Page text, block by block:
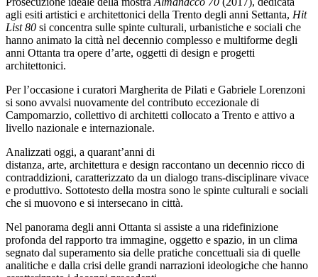
agli esiti artistici e architettonici della Trento degli anni Settanta, Hit
List 80 si concentra sulle spinte culturali, urbanistiche e sociali che
hanno animato la città nel decennio complesso e multiforme degli
anni Ottanta tra opere d’arte, oggetti di design e progetti
architettonici.
Per l’occasione i curatori Margherita de Pilati e Gabriele Lorenzoni
si sono avvalsi nuovamente del contributo eccezionale di
Campomarzio, collettivo di architetti collocato a Trento e attivo a
livello nazionale e internazionale.
Analizzati oggi, a quarant’anni di
distanza, arte, architettura e design raccontano un decennio ricco di
contraddizioni, caratterizzato da un dialogo trans-disciplinare vivace
e produttivo. Sottotesto della mostra sono le spinte culturali e sociali
che si muovono e si intersecano in città.
Nel panorama degli anni Ottanta si assiste a una ridefinizione
profonda del rapporto tra immagine, oggetto e spazio, in un clima
segnato dal superamento sia delle pratiche concettuali sia di quelle
analitiche e dalla crisi delle grandi narrazioni ideologiche che hanno